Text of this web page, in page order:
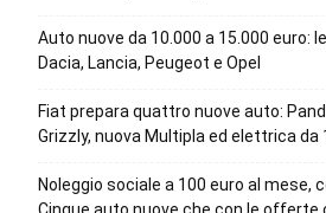
Auto nuove da 10.000 a 15.000 euro:
Dacia, Lancia, Peugeot e Opel
Fiat prepara quattro nuove auto:
Grizzly, nuova Multipla ed elettrica da
Noleggio sociale a 100 euro al mese,
Cinque auto nuove che con le offerte